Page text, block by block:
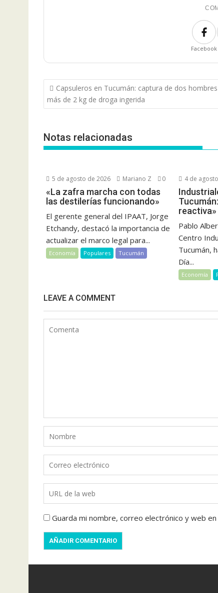
Facebook
Navegación
de
entradas
Capsuleros en Tucumán: captura de dos
más de 2 kg de droga ingerida
Notas relacionadas
5 de agosto de 2026 Mariano Z 0
«La zafra marcha con todas
las destilerías funcionando»
El gerente general del IPAAT, Jorge
Etchandy, destacó la importancia de
actualizar el marco legal para...
Economía Populares Tucumán
4 de
reactiva»
Pablo
Centro
Tucumán,
Día...
Economía
LEAVE A COMMENT
Guarda mi nombre, correo electrónico y web